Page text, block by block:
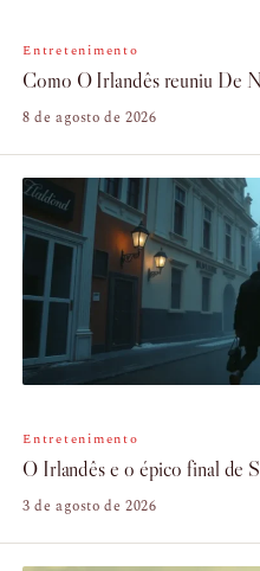
Entretenimento
Como O Irlandês reuniu De
8 de agosto de 2026
Entretenimento
O Irlandês e o épico final de
3 de agosto de 2026